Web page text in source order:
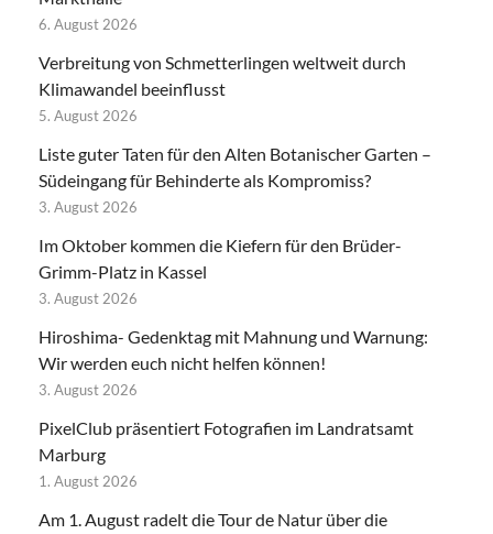
6. August 2026
Verbreitung von Schmetterlingen weltweit durch
Klimawandel beeinflusst
5. August 2026
Liste guter Taten für den Alten Botanischer Garten –
Südeingang für Behinderte als Kompromiss?
3. August 2026
Im Oktober kommen die Kiefern für den Brüder-
Grimm-Platz in Kassel
3. August 2026
Hiroshima- Gedenktag mit Mahnung und Warnung:
Wir werden euch nicht helfen können!
3. August 2026
PixelClub präsentiert Fotografien im Landratsamt
Marburg
1. August 2026
Am 1. August radelt die Tour de Natur über die